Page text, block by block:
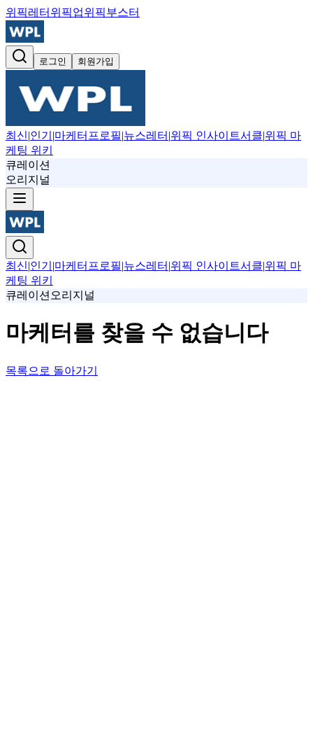
위픽레터 위픽업위픽부스터
로그인 회원가입
최신|인기 |마케터프로필|뉴스레터 |위픽 인사이트서클|위픽 마
케팅 위키
큐레이션
오리지널
최신|인기 |마케터프로필|뉴스레터 |위픽 인사이트서클|위픽 마
케팅 위키
큐레이션 오리지널
마케터를 찾을 수 없습니다
목록으로 돌아가기